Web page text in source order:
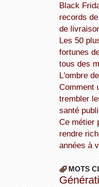
Black Friday 2025 :
records
de
Les 50 plus grosses
fortunes
tous des
L'ombre de la Brucellose :
Comment
trembler
santé
Ce métier peut vous
rendre
années à
MOTS